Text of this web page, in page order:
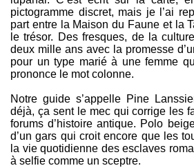
pictogramme discret, mais je l’ai
part entre la Maison du Faune et la
le trésor. Des fresques, de la
deux mille ans avec la promesse
pour un type marié à une femme
prononce le mot colonne.
Notre guide s’appelle Pine
déjà, ça sent le mec qui corrige les
forums d’histoire antique. Polo
d’un gars qui croit encore que les
la vie quotidienne des esclaves
à selfie comme un sceptre.